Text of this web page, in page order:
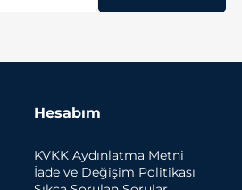
Hesabım
KVKK Aydınlatma Metni
İade ve Değişim Politikası